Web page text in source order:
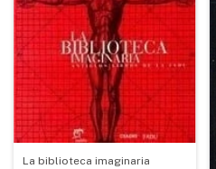
La biblioteca imaginaria